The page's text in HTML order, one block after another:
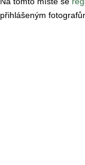
přihlášeným